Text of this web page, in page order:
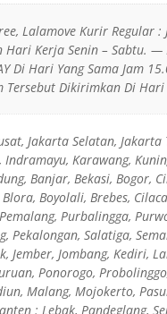
Kurir Regular :
Kerja Senin – Sabtu.
Di Hari Yang Sama Jam
Tersebut Dikirimkan Di Hari
Jakarta Selatan,
Karawang,
Banjar, Bekasi, Bogor,
Boyolali, Brebes,
Purbalingga,
Pekalongan, Salatiga,
Jombang, Kediri,
Ponorogo,
Malang, Mojokerto,
: Lebak, Pandeglang,